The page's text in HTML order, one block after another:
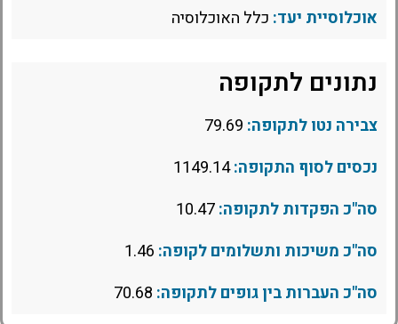
אוכלוסיית יעד: כלל האוכלוסיה
נתונים לתקופה
צבירה נטו לתקופה:
נכסים לסוף התקופה:1149.14
סה"כ הפקדות לתקופה:
סה"כ משיכות ותשלומים לקופה:
סה"כ העברות בין גופים לתקופה: